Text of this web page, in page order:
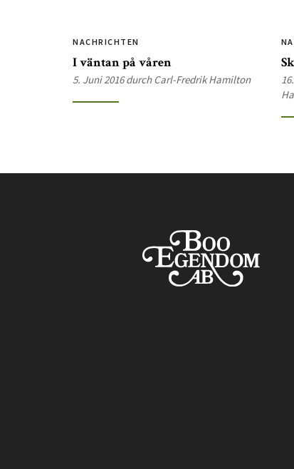
NACHRICHTEN
I väntan på våren
5. Juni 2016 durch Carl-Fredrik Hamilton